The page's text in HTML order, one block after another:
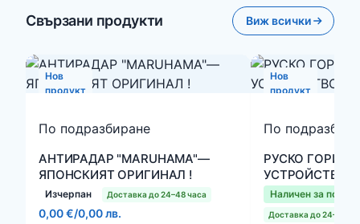
Свързани продукти Виж всички
Нов
продукт
По подразбиране
АНТИРАДАР "MARUHAMA"—
ЯПОНСКИЯТ ОРИГИНАЛ !
Изчерпан Доставка до 24–48 часа
0,00 €/0,00 лв.
Нов
продукт
По
РУСКО
УСТРОЙСТВО
Наличен за
Доставка до 24–48